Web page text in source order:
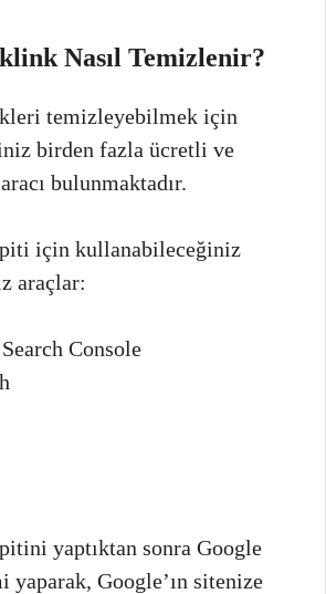
Nasıl Temizlenir?
temizleyebilmek için
birden fazla ücretli ve
bulunmaktadır.
için kullanabileceğiniz
araçlar:
Console
yaptıktan sonra Google
yaparak, Google’ın sitenize